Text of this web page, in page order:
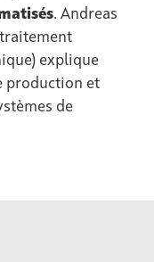
. Andreas
explique
production et
de